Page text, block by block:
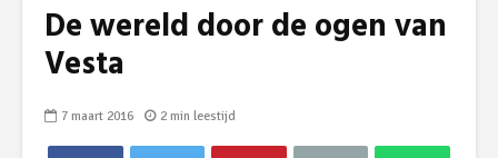
De wereld door de ogen van
Vesta
7 maart 2016 2 min leestijd